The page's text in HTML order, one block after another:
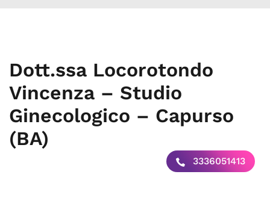
Dott.ssa Locorotondo
Vincenza – Studio
Ginecologico – Capurso
(BA)
3336051413